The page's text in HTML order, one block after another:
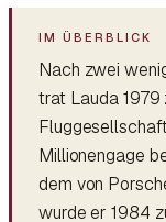
Nach zwei
trat Lauda 1979
Millionengage
dem von
wurde er 1984